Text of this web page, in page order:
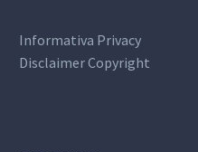
Informativa Privacy
Disclaimer Copyright